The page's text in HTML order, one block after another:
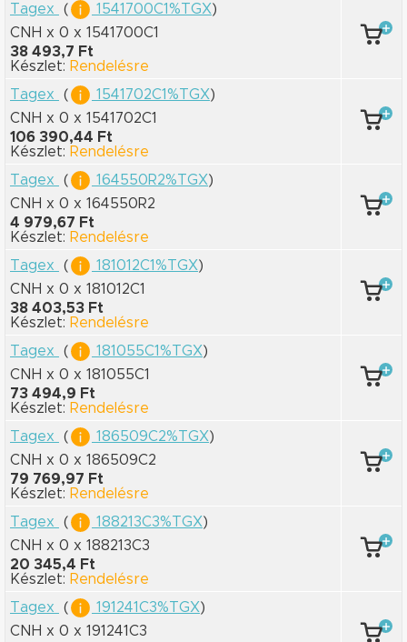
Tagex
( 1541700C1%TGX)
CNH x 0 x 1541700C1
38 493,7 Ft
Készlet: Rendelésre
Tagex
( 1541702C1%TGX)
CNH x 0 x 1541702C1
106 390,44 Ft
Készlet: Rendelésre
Tagex
( 164550R2%TGX)
CNH x 0 x 164550R2
4 979,67 Ft
Készlet: Rendelésre
Tagex
( 181012C1%TGX)
CNH x 0 x 181012C1
38 403,53 Ft
Készlet: Rendelésre
Tagex
( 181055C1%TGX)
CNH x 0 x 181055C1
73 494,9 Ft
Készlet: Rendelésre
Tagex
( 186509C2%TGX)
CNH x 0 x 186509C2
79 769,97 Ft
Készlet: Rendelésre
Tagex
( 188213C3%TGX)
CNH x 0 x 188213C3
20 345,4 Ft
Készlet: Rendelésre
Tagex
( 191241C3%TGX)
CNH x 0 x 191241C3